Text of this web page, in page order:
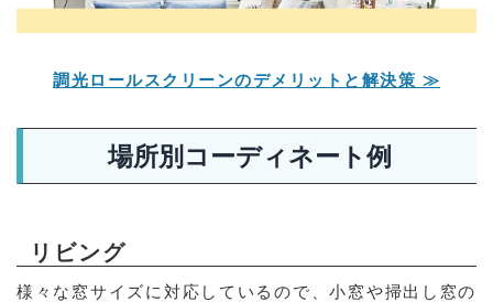
調光ロールスクリーンのデメリットと解決策 ≫
場所別コーディネート例
リビング
様々な窓サイズに対応しているので、小窓や掃出し窓の